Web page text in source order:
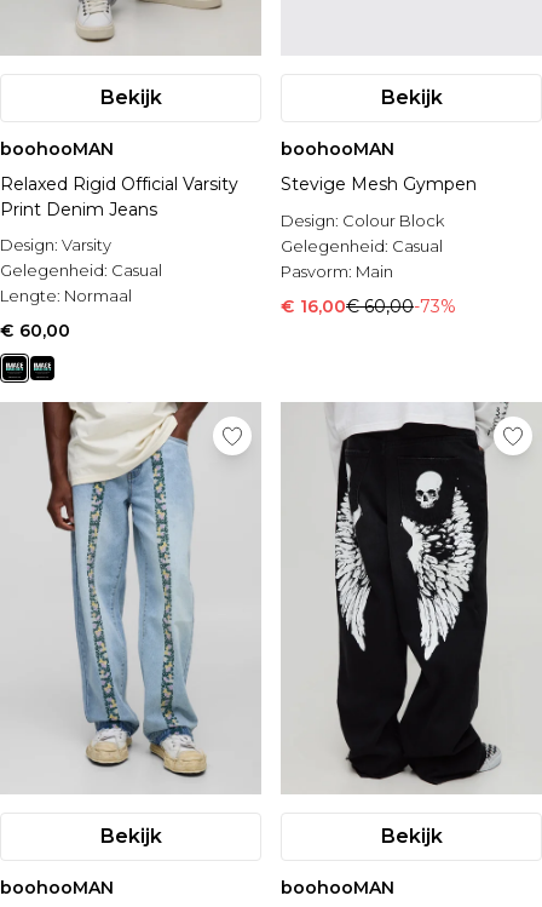
Bekijk
boohooMAN
Relaxed Rigid Official Varsity
Print Denim Jeans
Design: Varsity
Gelegenheid: Casual
Lengte: Normaal
€ 60,00
Bekijk
boohooMAN
Stevige Mesh Gympen
Design: Colour Block
Gelegenheid: Casual
Pasvorm: Main
€ 16,00€ 60,00-73%
Bekijk
boohooMAN
Bekijk
boohooMAN